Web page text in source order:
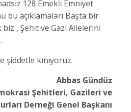
128 Emekli Emniyet
bu açıklamaları Başta bir
, Şehit ve Gazi Ailelerini
kınıyoruz.
Abbas Gündüz
Şehitleri, Gazileri ve
Derneği Genel Başkanı